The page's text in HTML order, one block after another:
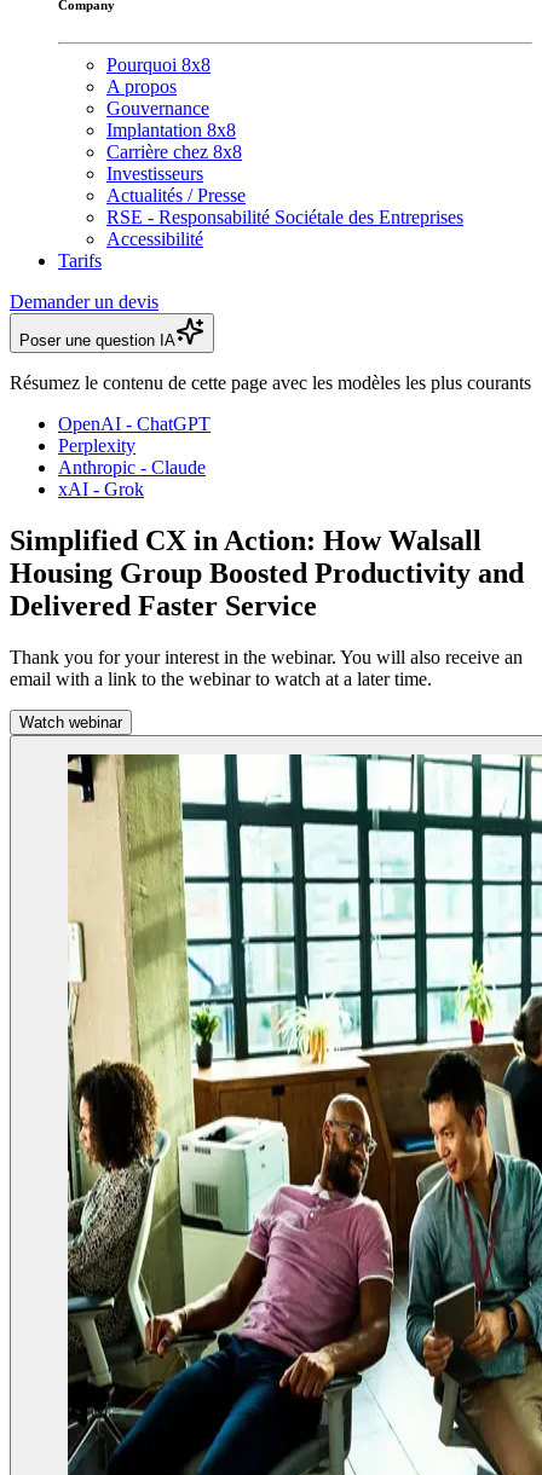
Company
Pourquoi 8x8
A propos
Gouvernance
Implantation 8x8
Carrière chez 8x8
Investisseurs
Actualités / Presse
RSE - Responsabilité Sociétale des Entreprises
Accessibilité
Tarifs
Demander un devis
Poser une question IA
Résumez le contenu de cette page avec les modèles les plus courants
OpenAI - ChatGPT
Perplexity
Anthropic - Claude
xAI - Grok
Simplified CX in Action: How Walsall
Housing Group Boosted Productivity and
Delivered Faster Service
Thank you for your interest in the webinar. You will also receive an
email with a link to the webinar to watch at a later time.
Watch webinar